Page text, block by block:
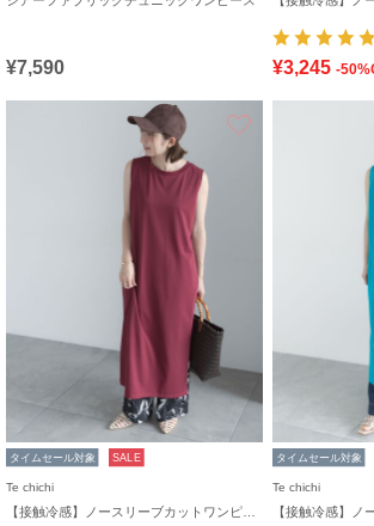
¥7,590
¥3,245 -
タイムセール対象 SALE
Te chichi
タイムセール対象
Te chichi